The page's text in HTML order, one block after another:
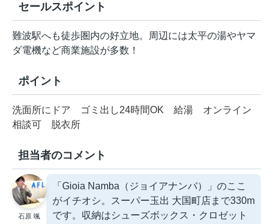
セールスポイント
難波駅へも徒歩圏内の好立地。周辺には太平の湯やヤマ
ダ電機など商業施設が多数！
ポイント
洗面所にドア ゴミ出し24時間OK 給湯
オンライン
相談可
脱衣所
担当者のコメント
石原 颯
「Gioia Namba（ジョイアナンバ）」のここ
がイチオシ。スーパー玉出 大国町店まで330m
です。収納はシューズボックス・クロゼット